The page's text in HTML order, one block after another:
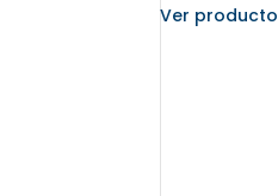
Ver producto